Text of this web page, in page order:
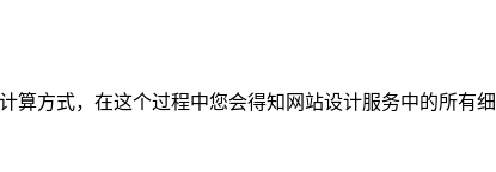
算方式，在这个过程中您会得知网站设计服务中的所有